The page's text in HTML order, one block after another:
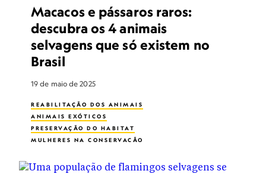
Macacos e pássaros raros:
descubra os 4 animais
selvagens que só existem no
Brasil
19 de maio de 2025
REABILITAÇÃO DOS ANIMAIS
ANIMAIS EXÓTICOS
PRESERVAÇÃO DO HABITAT
MULHERES NA CONSERVAÇÃO